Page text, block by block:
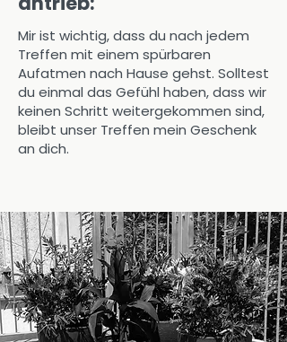
Was als temporäre
Geschäftsführung einer kleinen
EDV-Firma begann, wurde zu
einer zwölfjährigen Reise: Ich
formte daraus ein erfolgreiches
IT-Unternehmen mit 30
Mitarbeitern. Ich kenne jede
Höhe, jedes Kopfweh und jede
2020 - Start meiner Business
Begleitung ↬ 360° Business
Sparring für Männer an der
Spitze.
Mir ist wichtig, dass du nach jedem
Treffen mit einem spürbaren
Aufatmen nach Hause gehst. Solltest
du einmal das Gefühl haben, dass wir
keinen Schritt weitergekommen sind,
bleibt unser Treffen mein Geschenk
an dich.